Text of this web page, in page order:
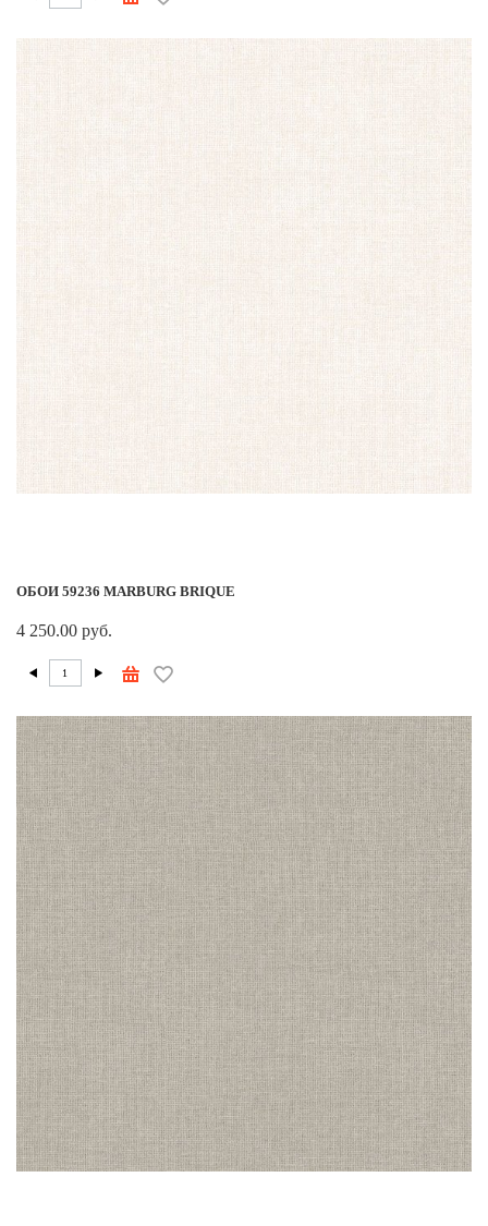
ОБОИ 59236 MARBURG BRIQUE
4 250.00 руб.